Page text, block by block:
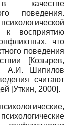
качестве
поведения.
к восприятию
что
поведения
[Козырев,
А.И. Ши­пилов
считают
[Уткин, 2000].